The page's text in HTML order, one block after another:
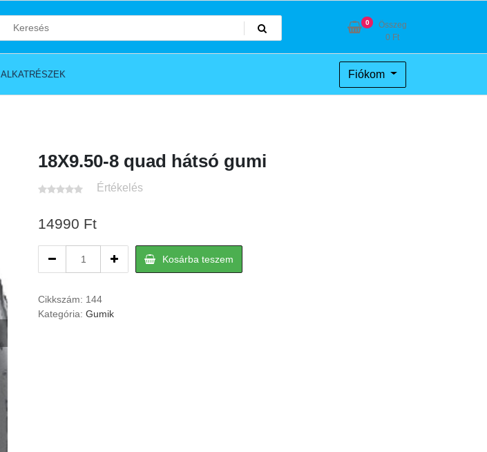
0
Összeg
0 Ft
ALKATRÉSZEK Fiókom
18X9.50-8 quad hátsó gumi
Értékelés
14990 Ft
hátsó
gumi
Kosárba teszem
Cikkszám: 144
Kategória:Gumik